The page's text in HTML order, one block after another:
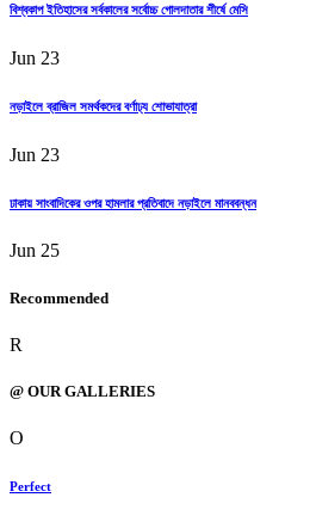
বিশ্বকাপ ইতিহাসের সর্বকালের সর্বোচ্চ গোলদাতার শীর্ষে মেসি
Jun 23
নড়াইলে ব্রাজিল সমর্থকদের বর্ণাঢ্য শোভাযাত্রা
Jun 23
ঢাকায় সাংবাদিকের ওপর হামলার প্রতিবাদে নড়াইলে মানববন্ধন
Jun 25
Recommended
R
@ OUR GALLERIES
O
Perfect